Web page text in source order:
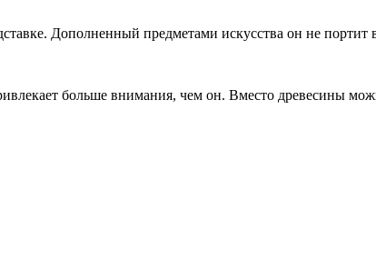
Дополненный предметами искусства он не портит
больше внимания, чем он. Вместо древесины